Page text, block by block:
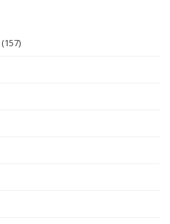
(157)